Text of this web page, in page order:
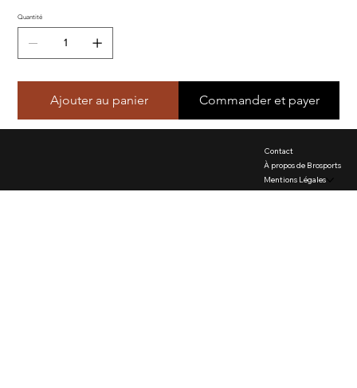
Quantité
Ajouter au panier Commander et payer
Contact
À propos de Brosports
Mentions Légales